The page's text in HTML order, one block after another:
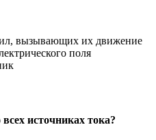
вызывающих их движение
поля
источниках тока?